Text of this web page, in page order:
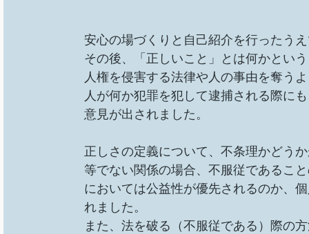
安心の場づくりと自己紹介を行ったう
その後、「正しいこと」とは何かとい
人権を侵害する法律や人の事由を奪う
人が何か犯罪を犯して逮捕される際に
意見が出されました。
正しさの定義について、不条理かどう
等でない関係の場合、不服従であるこ
においては公益性が優先されるのか、
れました。
また、法を破る（不服従である）際の